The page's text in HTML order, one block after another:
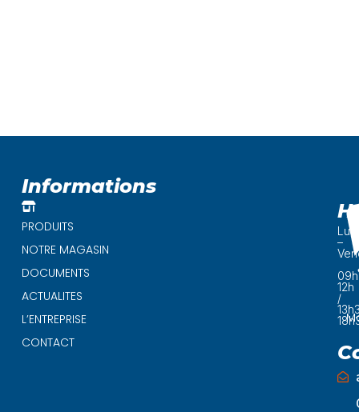
Informations
PRODUITS
NOTRE MAGASIN
DOCUMENTS
ACTUALITES
L’ENTREPRISE
CONTACT
–
12h
/